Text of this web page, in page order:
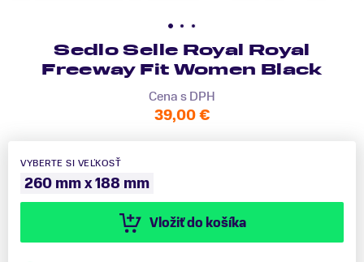
Sedlo Selle Royal Royal
Freeway Fit Women Black
Cena s DPH
39,00 €
VYBERTE SI VEĽKOSŤ
260 mm x 188 mm
Vložiť do košíka